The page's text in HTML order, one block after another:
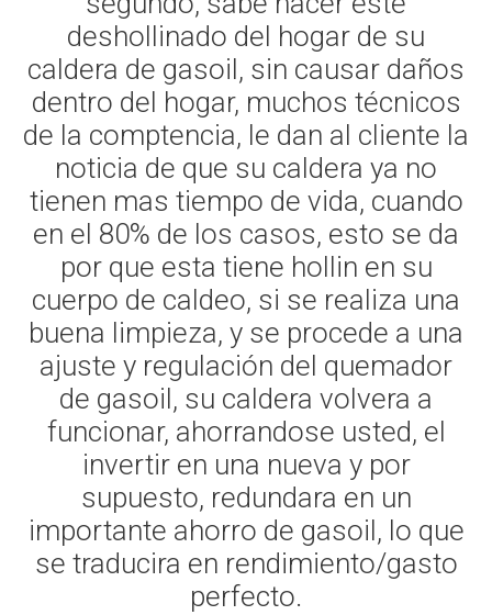
deshollinado del hogar de su
caldera de gasoil, sin causar daños
dentro del hogar, muchos técnicos
de la comptencia, le dan al cliente la
noticia de que su caldera ya no
tienen mas tiempo de vida, cuando
en el 80% de los casos, esto se da
por que esta tiene hollin en su
cuerpo de caldeo, si se realiza una
buena limpieza, y se procede a una
ajuste y regulación del quemador
de gasoil, su caldera volvera a
funcionar, ahorrandose usted, el
invertir en una nueva y por
supuesto, redundara en un
importante ahorro de gasoil, lo que
se traducira en rendimiento/gasto
perfecto.